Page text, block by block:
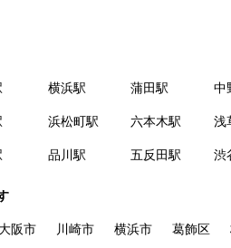
す。
７.「本会員制度」とは、会員による本
８.「本規約等」とは、本規約、マイナ
ョン注文書を意味します。
９.「契約期間開始日」とは、定期建物
横浜駅 蒲田駅 中
浜松町駅 六本木駅 浅
品川駅 五反田駅 渋
阪市 川崎市 横浜市 葛飾区